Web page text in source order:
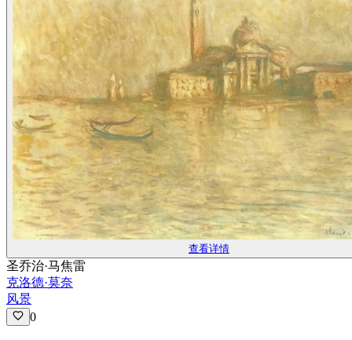
查看详情
圣乔治·马焦雷
克洛德·莫奈
风景
0